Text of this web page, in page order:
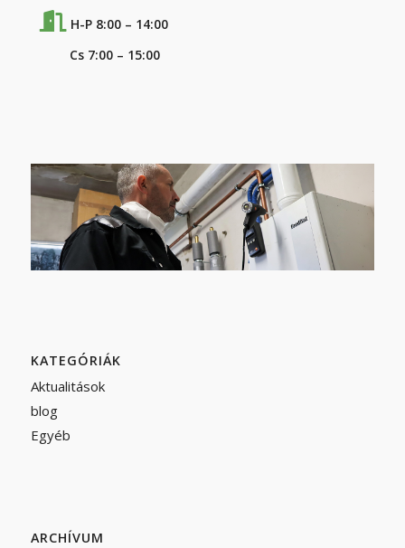
H-P 8:00 – 14:00
Cs 7:00 – 15:00
KATEGÓRIÁK
Aktualitások
blog
Egyéb
ARCHÍVUM